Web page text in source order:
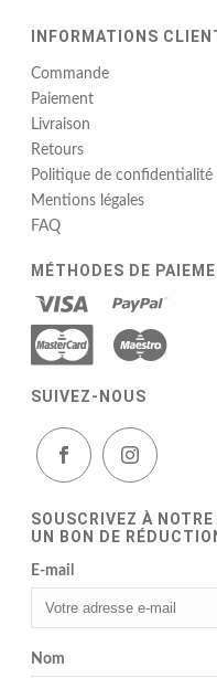
INFORMATIONS
Commande
Paiement
Livraison
Retours
Politique de confidentialité
Mentions légales
FAQ
MÉTHODES DE
SUIVEZ-NOUS
SOUSCRIVEZ À
UN BON DE
E-mail
Nom